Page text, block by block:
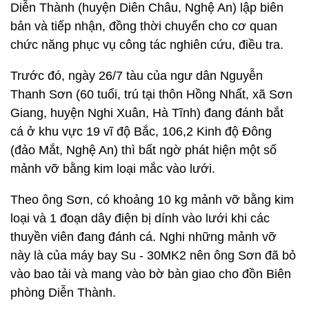
Diễn Thành (huyện Diên Châu, Nghệ An) lập biên
bản và tiếp nhận, đồng thời chuyển cho cơ quan
chức năng phục vụ công tác nghiên cứu, điều tra.
Trước đó, ngày 26/7 tàu của ngư dân Nguyễn
Thanh Sơn (60 tuổi, trú tại thôn Hồng Nhất, xã Sơn
Giang, huyện Nghi Xuân, Hà Tĩnh) đang đánh bắt
cá ở khu vực 19 vĩ độ Bắc, 106,2 Kinh độ Đông
(đảo Mắt, Nghệ An) thì bất ngờ phát hiện một số
mảnh vỡ bằng kim loại mắc vào lưới.
Theo ông Sơn, có khoảng 10 kg mảnh vỡ bằng kim
loại và 1 đoạn dây điện bị dính vào lưới khi các
thuyền viên đang đánh cá. Nghi những mảnh vỡ
này là của máy bay Su - 30MK2 nên ông Sơn đã bỏ
vào bao tải và mang vào bờ bàn giao cho đồn Biên
phòng Diễn Thành.